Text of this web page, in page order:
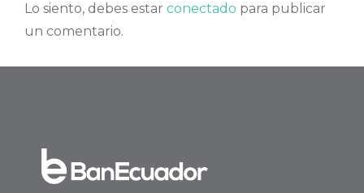
Lo siento, debes estar conectado para publicar
un comentario.